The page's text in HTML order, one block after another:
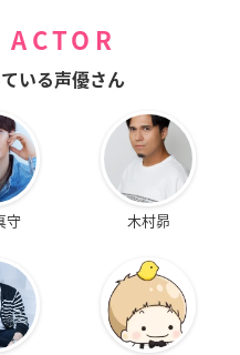
いる声優さん
守 木村昴